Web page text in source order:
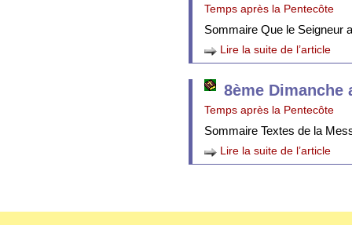
Temps après la Pentecôte
Sommaire Que le Seigneur
Lire la suite de l’article
8ème Dimanche
Temps après la Pentecôte
Sommaire Textes de la
Lire la suite de l’article